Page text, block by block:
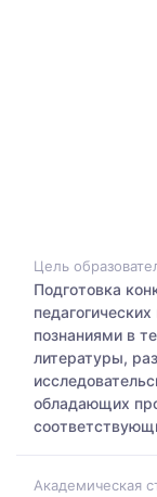
Цель
Подготовка
познаниями в
литературы,
обладающих
Академическая